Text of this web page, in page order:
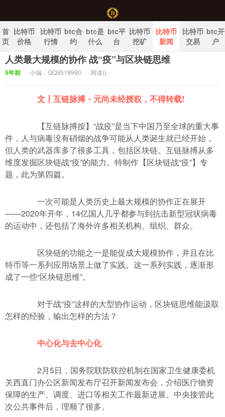
中国比特币官网
首
页
比特币
价格
比特币
行情
btc合
约
btc是
什么
btc平
台
比特币
挖矿
比特币
新闻
比特币
交易
btc开
户
人类最大规模的协作 战“疫”与区块链思维
5年前 小编：QQ9519990 阅读()
文丨互链脉搏・元尚未经授权，不得转载!
【互链脉搏按】“战疫”是当下中国乃至全球的重大事
件，人与病毒没有硝烟的战争可能从人类诞生就已经开始，
但人类的武器库多了很多工具，包括区块链。互链脉搏从多
维度发掘区块链战“疫”的能力。特制作【区块链战“疫”】专
题，此为第四篇。
一次可能是人类历史上最大规模的协作正在展开
――2020年开年，14亿国人几乎都参与到抗击新型冠状病毒
的运动中，还包括了海外许多相关机构、组织、群众。
区块链的功能之一是能促成大规模协作，并且在比
特币等一系列应用场景上做了实践。这一系列实践，逐渐形
成了一些“区块链思维”。
对于战“疫”这样的大型协作运动，区块链思维能汲取
怎样的经验，输出怎样的方法？
中心化与去中心化
2月5日，国务院联防联控机制在国家卫生健康委机
关西直门办公区新闻发布厅召开新闻发布会，介绍医疗物资
保障的生产、调度、进口等相关工作最新进展。中央接管此
次公共事件后，理顺了很多。